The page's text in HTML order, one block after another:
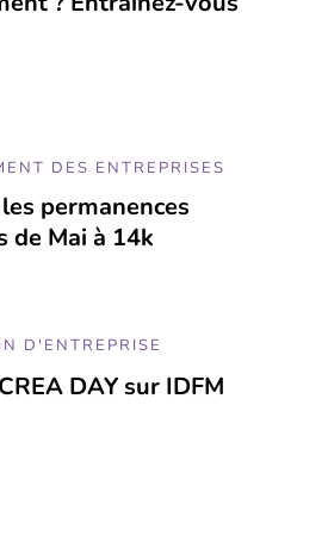
DES ENTREPRISES
permanences
de Mai à 14k
D'ENTREPRISE
DAY sur IDFM